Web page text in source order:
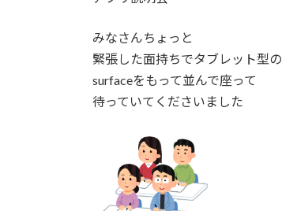
みなさんちょっと
緊張した面持ちでタブレット型の
surfaceをもって並んで座って
待っていてくださいました